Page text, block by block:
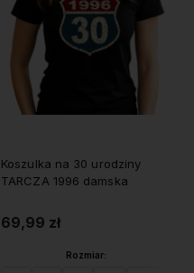
Koszulka na 30 urodziny
TARCZA 1996 damska
69,99 zł
Rozmiar: